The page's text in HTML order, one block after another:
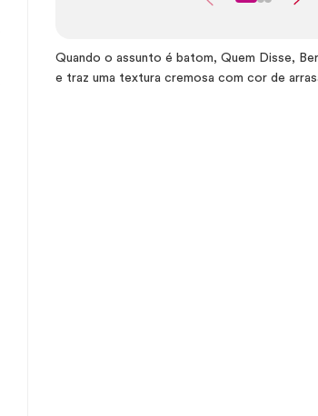
Quando o assunto é batom, Quem Disse,
e traz uma textura cremosa com cor de